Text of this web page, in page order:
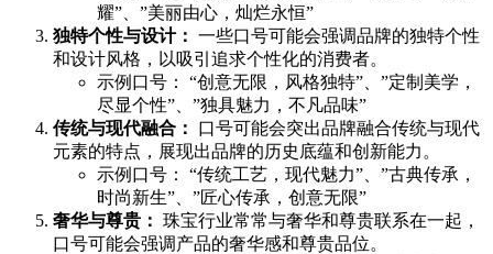
耀”、”美丽由心，灿烂永恒”
独特个性与设计： 一些口号可能会强调品牌的独特个性
和设计风格，以吸引追求个性化的消费者。
示例口号： “创意无限，风格独特”、”定制美学，
尽显个性”、”独具魅力，不凡品味”
传统与现代融合：
口号可能会突出品牌融合传统与现代
元素的特点，展现出品牌的历史底蕴和创新能力。
示例口号： “传统工艺，现代魅力”、”古典传承，
时尚新生”、”匠心传承，创意无限”
奢华与尊贵： 珠宝行业常常与奢华和尊贵联系在一起，
口号可能会强调产品的奢华感和尊贵品位。